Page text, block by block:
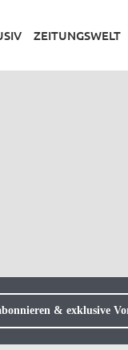
ZEITUNGSWELT
& exklusive